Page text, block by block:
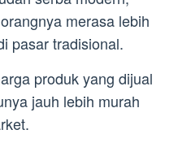
merasa lebih
pasar tradisional.
produk yang dijual
jauh lebih murah